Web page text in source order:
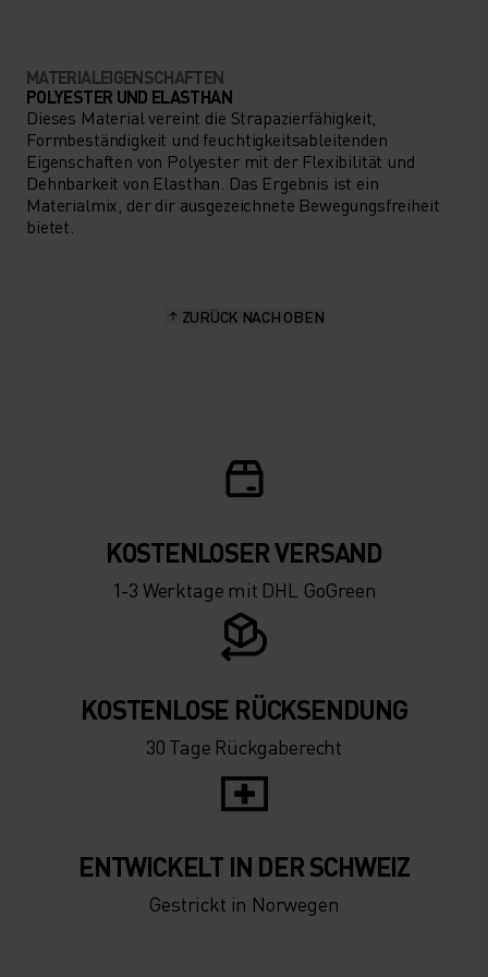
MATERIALEIGENSCHAFTEN
POLYESTER UND ELASTHAN
Dieses Material vereint die Strapazierfähigkeit,
Formbeständigkeit und feuchtigkeitsableitenden
Eigenschaften von Polyester mit der Flexibilität und
Dehnbarkeit von Elasthan. Das Ergebnis ist ein
Materialmix, der dir ausgezeichnete Bewegungsfreiheit
bietet.
ZURÜCK NACH OBEN
KOSTENLOSER VERSAND
1-3 Werktage mit DHL GoGreen
KOSTENLOSE RÜCKSENDUNG
30 Tage Rückgaberecht
ENTWICKELT IN DER SCHWEIZ
Gestrickt in Norwegen